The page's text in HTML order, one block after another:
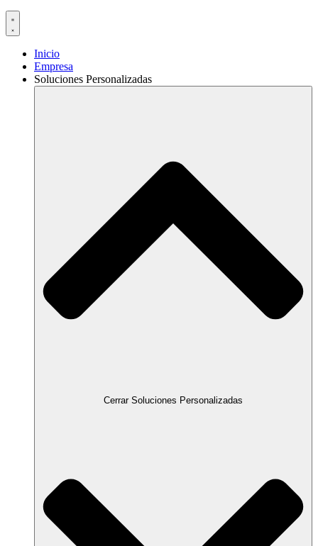
Inicio
Empresa
Soluciones Personalizadas
Cerrar Soluciones Personalizadas